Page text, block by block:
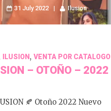
31 July 2022 Ilusion
ILUSION, VENTA POR CATALOGO
– OTOÑO – 2022
🍂 Otoño 2022 Nuevo